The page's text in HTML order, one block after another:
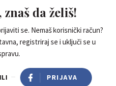
i poljupci... (ali mu,ne
ali sad traju onih par
zagrljaju i da ga ljubim i
se smiri i zagrli i on mene...
da nista nije ni bilo 😊
al sam prenijela i svoju
vidi i osketi tu konstantu i
da želiš!
se. Nemaš korisnički račun?
registriraj se i uključi se u
ILI PRIJAVA